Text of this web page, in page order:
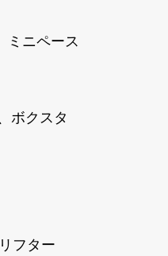
ミニペース
ボクスタ
リフター